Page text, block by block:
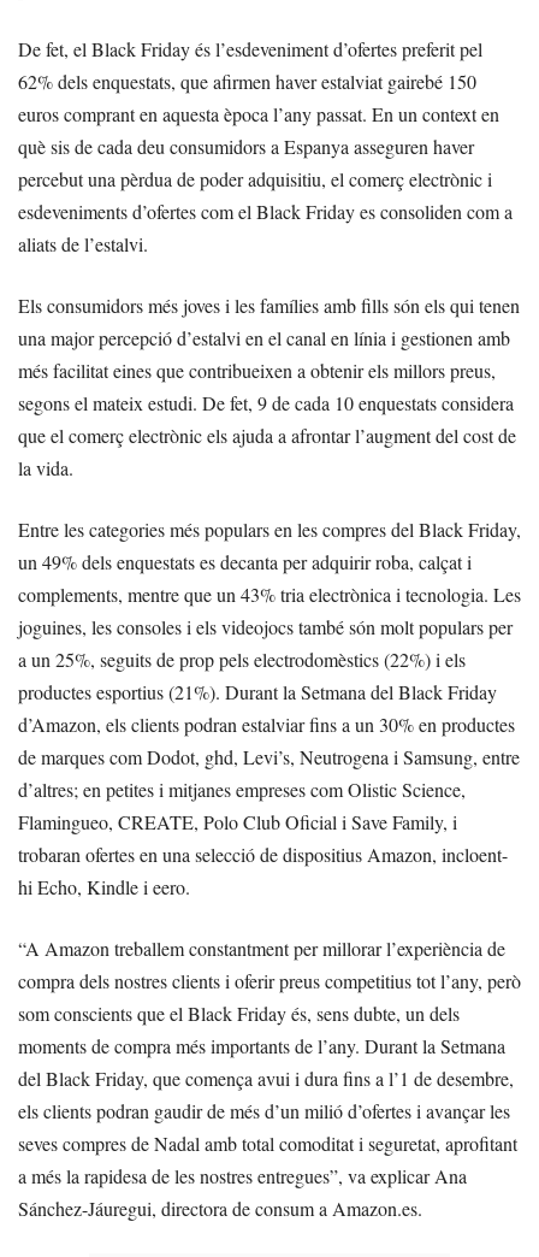
De fet, el Black Friday és l’esdeveniment d’ofertes preferit pel
62% dels enquestats, que afirmen haver estalviat gairebé 150
euros comprant en aquesta època l’any passat. En un context en
què sis de cada deu consumidors a Espanya asseguren haver
percebut una pèrdua de poder adquisitiu, el comerç electrònic i
esdeveniments d’ofertes com el Black Friday es consoliden com a
aliats de l’estalvi.
Els consumidors més joves i les famílies amb fills són els qui tenen
una major percepció d’estalvi en el canal en línia i gestionen amb
més facilitat eines que contribueixen a obtenir els millors preus,
segons el mateix estudi. De fet, 9 de cada 10 enquestats considera
que el comerç electrònic els ajuda a afrontar l’augment del cost de
la vida.
Entre les categories més populars en les compres del Black Friday,
un 49% dels enquestats es decanta per adquirir roba, calçat i
complements, mentre que un 43% tria electrònica i tecnologia. Les
joguines, les consoles i els videojocs també són molt populars per
a un 25%, seguits de prop pels electrodomèstics (22%) i els
productes esportius (21%). Durant la Setmana del Black Friday
d’Amazon, els clients podran estalviar fins a un 30% en productes
de marques com Dodot, ghd, Levi’s, Neutrogena i Samsung, entre
d’altres; en petites i mitjanes empreses com Olistic Science,
Flamingueo, CREATE, Polo Club Oficial i Save Family, i
trobaran ofertes en una selecció de dispositius Amazon, incloent-
hi Echo, Kindle i eero.
“A Amazon treballem constantment per millorar l’experiència de
compra dels nostres clients i oferir preus competitius tot l’any, però
som conscients que el Black Friday és, sens dubte, un dels
moments de compra més importants de l’any. Durant la Setmana
del Black Friday, que comença avui i dura fins a l’1 de desembre,
els clients podran gaudir de més d’un milió d’ofertes i avançar les
seves compres de Nadal amb total comoditat i seguretat, aprofitant
a més la rapidesa de les nostres entregues”, va explicar Ana
Sánchez-Jáuregui, directora de consum a Amazon.es.